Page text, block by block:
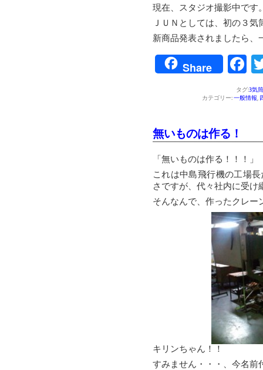
現在、スタジオ撮影中です
ＪＵＮとしては、初の３
新商品発表されましたら、
Share
タグ:3気筒
カテゴリー:一般情報,
無いものは作る！
「無いものは作る！！！」
これは中島飛行機の工場
さですが、代々社内に受け
そんなんで、作ったクレー
キリンちゃん！！
すみません・・・、今名前